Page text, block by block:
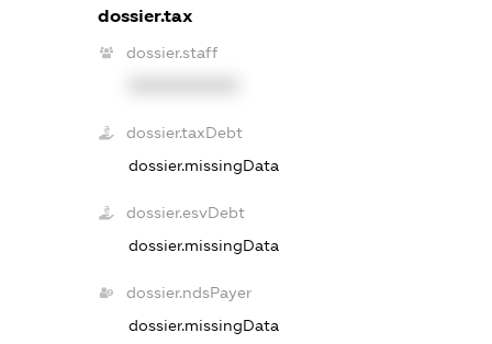
dossier.tax
dossier.staff
dossier.taxDebt
dossier.missingData
dossier.esvDebt
dossier.missingData
dossier.ndsPayer
dossier.missingData